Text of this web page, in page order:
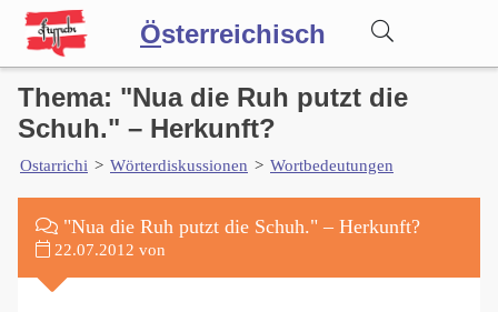
Österreichisch
Wörterbuch
Forum
Blog
Thema: "Nua die Ruh putzt die
Schuh." – Herkunft?
Ostarrichi > Wörterdiskussionen > Wortbedeutungen
"Nua die Ruh putzt die Schuh." – Herkunft?
22.07.2012 von